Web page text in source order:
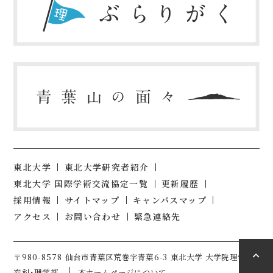
東北大学
東北大学研究者紹介
東北大学 国際学術交流協定一覧
更新履歴
採用情報
サイトマップ
キャンパスマップ
アクセス
お問い合わせ 緊急連絡先
〒980-8578 仙台市青葉区荒巻字青葉6-3 東北大学 大学院理学研